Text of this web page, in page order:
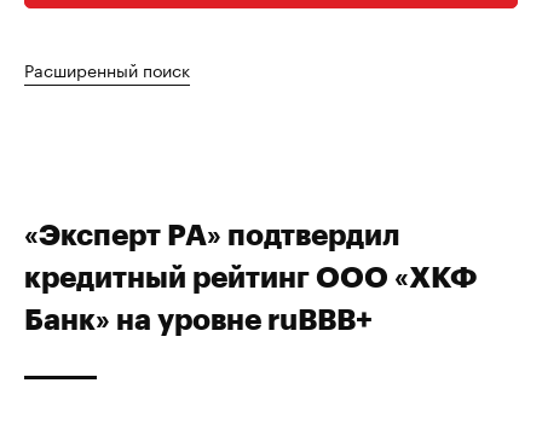
Расширенный поиск
«Эксперт РА» подтвердил
кредитный рейтинг ООО «ХКФ
Банк» на уровне ruBВВ+